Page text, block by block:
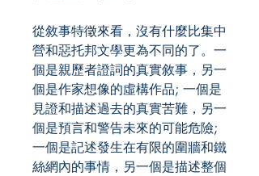
從敘事特徵來看，沒有什麼比集中
營和惡托邦文學更為不同的了。一
個是親歷者證詞的真實敘事，另一
個是作家想像的虛構作品; 一個是
見證和描述過去的真實苦難，另一
個是預言和警告未來的可能危險;
一個是記述發生在有限的圍牆和鐵
絲網內的事情，另一個是描述整個